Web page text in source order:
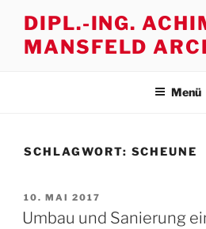
Inhalt
springen
DIPL.-ING.
MANSFELD
Menü
SCHLAGWORT: SCHEUNE
VERÖFFENTLICHT
AM
10. MAI 2017
Umbau und Sanierung